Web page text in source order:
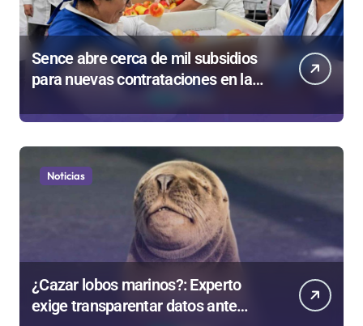
Sence abre cerca de mil subsidios
para nuevas contrataciones en la
Noticias
¿Cazar lobos marinos?: Experto
exige transparentar datos ante